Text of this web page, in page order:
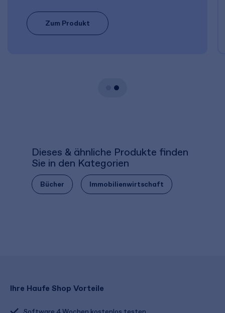
Zum Produkt
Dieses & ähnliche Produkte finden
Sie in den Kategorien
Bücher Immobilienwirtschaft
Ihre Haufe Shop Vorteile